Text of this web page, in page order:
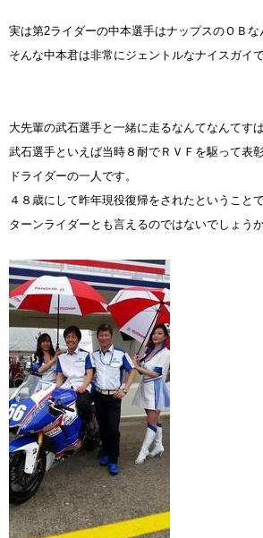
実は第2ライダーの中本選手はナップスのＯＢな
そんな中本君は非常にジェントルなナイスガイで
大先輩の武石選手と一緒に走るなんてなんてす
武石選手といえば当時８耐でＲＶＦを駆って表
ドライダーの一人です。
４８歳にして昨年現役復帰をされたということ
ターンライダーとも言えるのではないでしょう